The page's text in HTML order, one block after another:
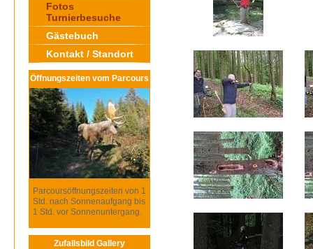
Fotos
Turnierbesuche
Gästebuch
Kontakt / Standort
Öffnungszeiten vom Parcours
Parcoursöffnungszeiten von 1
Std. nach Sonnenaufgang bis
1 Std. vor Sonnenuntergang.
Zufallsbild Gallery